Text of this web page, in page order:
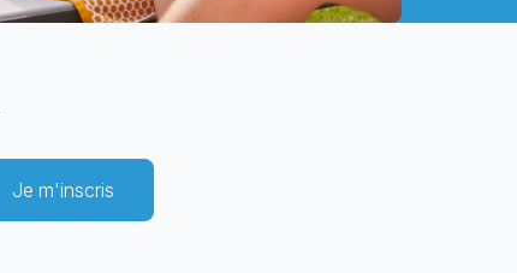
Je m'inscris